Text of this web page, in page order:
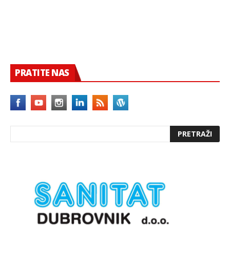
PRATITE NAS